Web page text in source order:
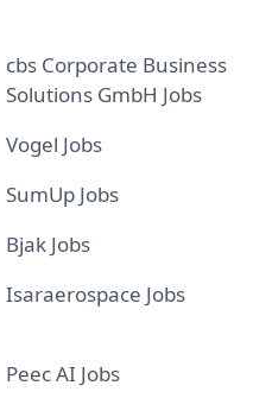
cbs Corporate Business
Solutions GmbH Jobs
Vogel Jobs
SumUp Jobs
Bjak Jobs
Isaraerospace Jobs
Peec AI Jobs